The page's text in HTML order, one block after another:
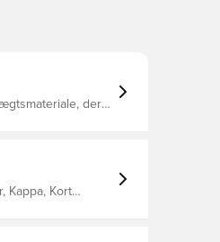
der
Kappa, Kort